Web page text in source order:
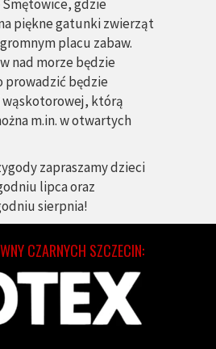
gdzie
piękne gatunki zwierząt
placu zabaw.
nad morze będzie
prowadzić będzie
którą
m.in. w otwartych
zapraszamy dzieci
lipca oraz
sierpnia!
CZARNYCH SZCZECIN: